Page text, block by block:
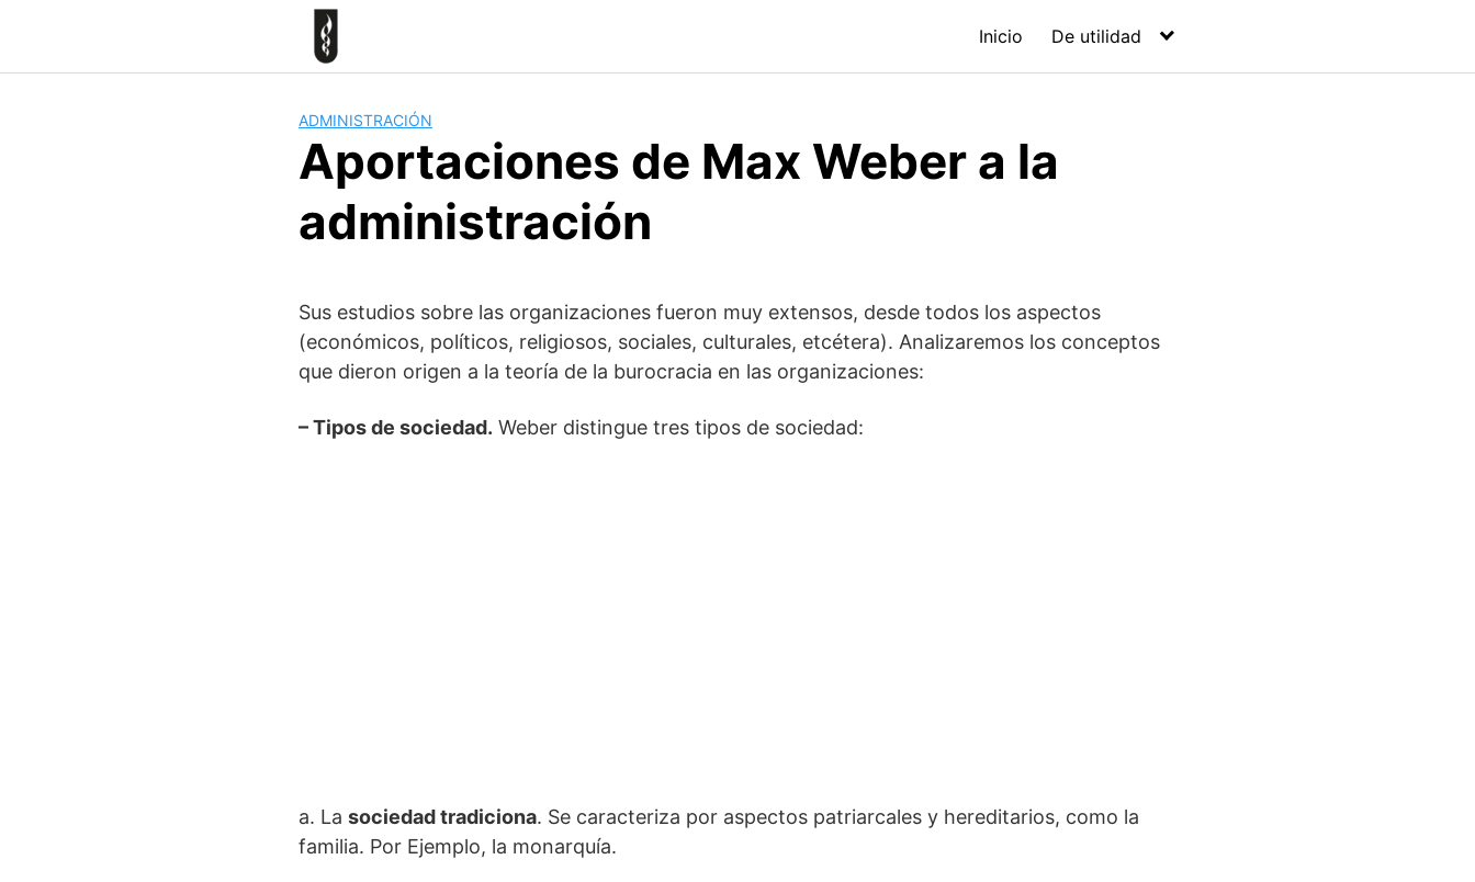
Inicio De utilidad
ADMINISTRACIÓN
Aportaciones de Max Weber a la
administración
Sus estudios sobre las organizaciones fueron muy extensos, desde todos los aspectos
(económicos, políticos, religiosos, sociales, culturales, etcétera). Analizaremos los conceptos
que dieron origen a la teoría de la burocracia en las organizaciones:
– Tipos de sociedad. Weber distingue tres tipos de sociedad:
a. La sociedad tradiciona. Se caracteriza por aspectos patriarcales y hereditarios, como la
familia. Por Ejemplo, la monarquía.